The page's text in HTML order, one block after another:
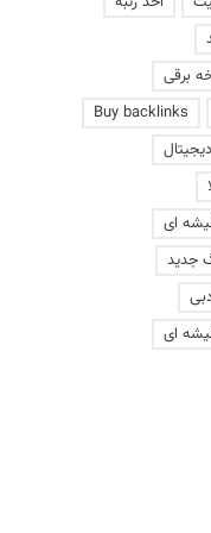
با یک زن
برقی
Buy backlinks
ای
جدید
ای